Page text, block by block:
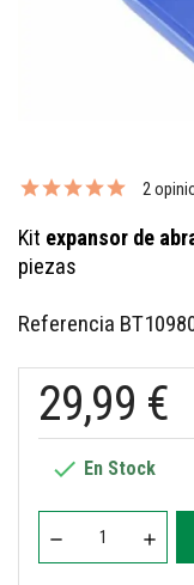
2
Kit expansor de
piezas
Referencia
29,99 €
 En Stock